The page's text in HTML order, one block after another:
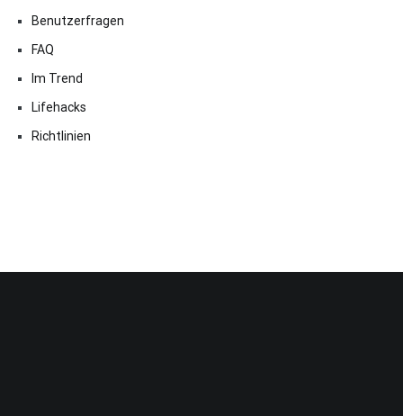
Benutzerfragen
FAQ
Im Trend
Lifehacks
Richtlinien